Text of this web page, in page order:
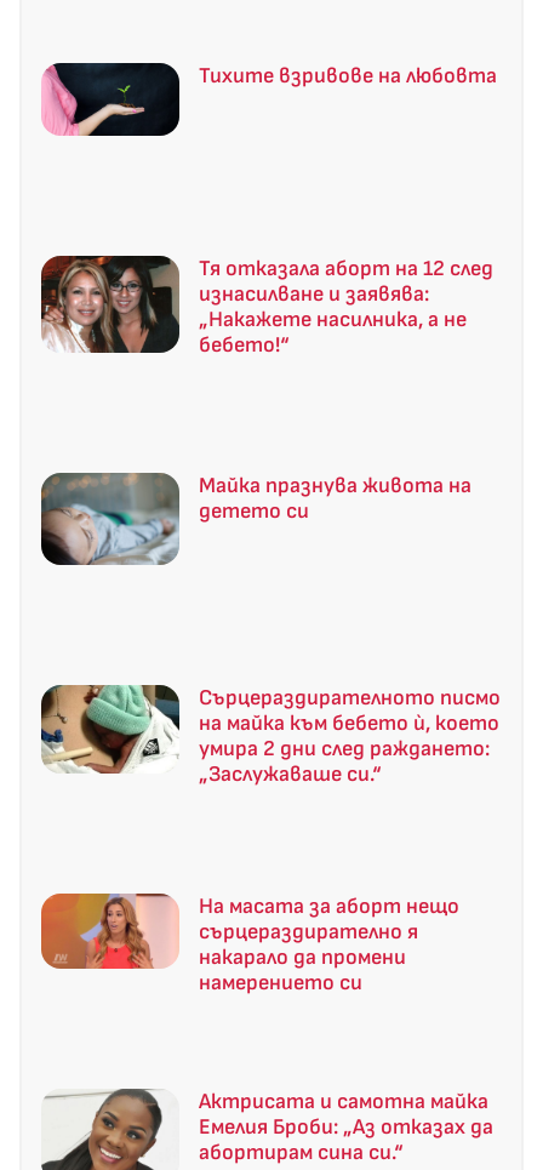
Тихите взривове на любовта
Тя отказала аборт на 12 след
изнасилване и заявява:
„Накажете насилника, а не
бебето!“
Майка празнува живота на
детето си
Сърцераздирателното писмо
на майка към бебето ѝ, което
умира 2 дни след раждането:
„Заслужаваше си.“
На масата за аборт нещо
сърцераздирателно я
накарало да промени
намерението си
Актрисата и самотна майка
Емелия Броби: „Аз отказах да
абортирам сина си.“